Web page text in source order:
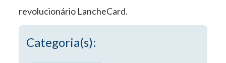
revolucionário LancheCard.
Categoria(s):